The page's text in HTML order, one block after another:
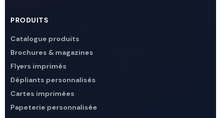
PRODUITS
Catalogue produits
Brochures & magazines
Flyers imprimés
Dépliants personnalisés
Cartes imprimées
Papeterie personnalisée